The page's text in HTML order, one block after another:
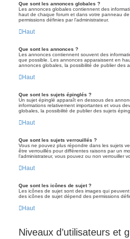
Que sont les annonces globales ?
Les annonces globales contiennent des
haut de chaque forum et dans votre panneau
permissions définies par l’administrateur.
Haut
Que sont les annonces ?
Les annonces contiennent souvent des
que possible. Les annonces apparaissent en
annonces globales, la possibilité de publier des
Haut
Que sont les sujets épinglés ?
Un sujet épinglé apparaît en dessous des
informations relativement importantes et vous
globales, la possibilité de publier des sujets
Haut
Que sont les sujets verrouillés ?
Vous ne pouvez plus répondre dans les sujets
être verrouillés pour différentes raisons par un
l’administrateur, vous pouvez ou non verrouiller
Haut
Que sont les icônes de sujet ?
Les icônes de sujet sont des images qui
des icônes de sujet dépend des permissions
Haut
Niveaux d’utilisateurs et